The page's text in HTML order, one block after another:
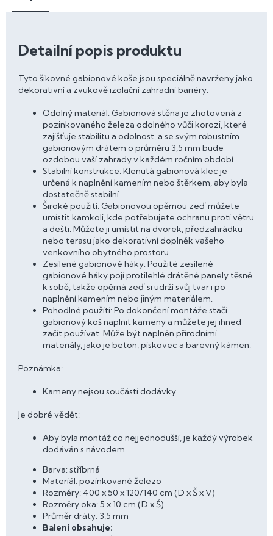
Detailní popis produktu
Tyto šikovné gabionové koše jsou speciálně navrženy jako
dekorativní a zvukově izolační zahradní bariéry.
Odolný materiál: Gabionová stěna je zhotovená z
pozinkovaného železa odolného vůči korozi, které
zajišťuje stabilitu a odolnost, a se svým robustním
gabionovým drátem o průměru 3,5 mm bude
ozdobou vaší zahrady v každém ročním období.
Stabilní konstrukce: Klenutá gabionová klec je
určená k naplnění kamením nebo štěrkem, aby byla
dostatečně stabilní.
Široké použití: Gabionovou opěrnou zeď můžete
umístit kamkoli, kde potřebujete ochranu proti větru
a dešti. Můžete ji umístit na dvorek, předzahrádku
nebo terasu jako dekorativní doplněk vašeho
venkovního obytného prostoru.
Zesílené gabionové háky: Použité zesílené
gabionové háky pojí protilehlé drátěné panely těsně
k sobě, takže opěrná zeď si udrží svůj tvar i po
naplnění kamením nebo jiným materiálem.
Pohodlné použití: Po dokončení montáže stačí
gabionový koš naplnit kameny a můžete jej ihned
začít používat. Může být naplněn přírodními
materiály, jako je beton, pískovec a barevný kámen.
Poznámka:
Kameny nejsou součástí dodávky.
Je dobré vědět:
Aby byla montáž co nejjednodušší, je každý výrobek
dodáván s návodem.
Barva: stříbrná
Materiál: pozinkované železo
Rozměry: 400 x 50 x 120/140 cm (D x Š x V)
Rozměry oka: 5 x 10 cm (D x Š)
Průměr dráty: 3,5 mm
Balení obsahuje: